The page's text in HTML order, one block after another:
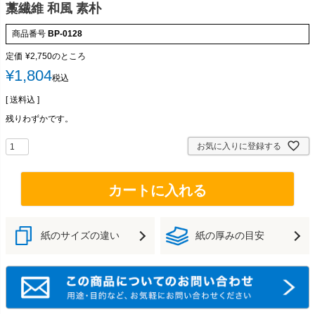
藁繊維 和風 素朴
商品番号 BP-0128
定価 ¥2,750のところ
¥1,804税込
送料込
残りわずかです。
お気に入りに登録する
カートに入れる
紙のサイズの違い 紙の厚みの目安